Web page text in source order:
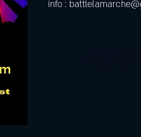
info :